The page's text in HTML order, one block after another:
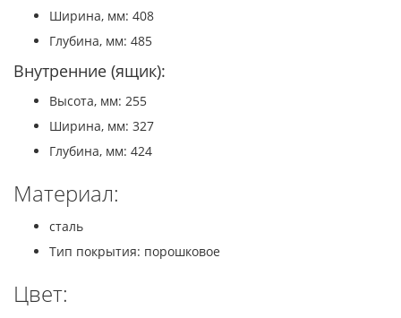
Ширина, мм: 408
Глубина, мм: 485
Внутренние (ящик):
Высота, мм: 255
Ширина, мм: 327
Глубина, мм: 424
Материал:
сталь
Тип покрытия: порошковое
Цвет: